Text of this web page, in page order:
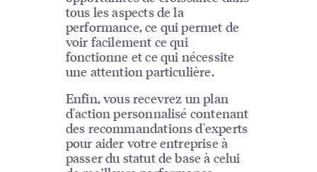
tous les aspects de la
performance, ce qui permet de
voir facilement ce qui
fonctionne et ce qui nécessite
une attention particulière.
Enfin, vous recevrez un plan
d'action personnalisé contenant
des recommandations d'experts
pour aider votre entreprise à
passer du statut de base à celui